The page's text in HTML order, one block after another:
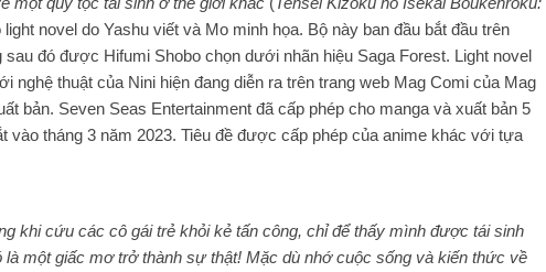
light novel do Yashu viết và Mo minh họa. Bộ này ban đầu bắt đầu trên
đó được Hifumi Shobo chọn dưới nhãn hiệu Saga Forest. Light novel
nghệ thuật của Nini hiện đang diễn ra trên trang web Mag Comi của Mag
bản. Seven Seas Entertainment đã cấp phép cho manga và xuất bản 5
vào tháng 3 năm 2023. Tiêu đề được cấp phép của anime khác với tựa
khi cứu các cô gái trẻ khỏi kẻ tấn công, chỉ để thấy mình được tái sinh
một giấc mơ trở thành sự thật! Mặc dù nhớ cuộc sống và kiến ​​​​thức về